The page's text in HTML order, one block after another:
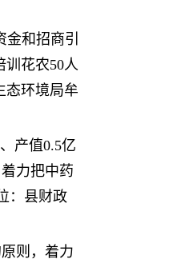
和招商引
训花农50人
态环境局牟
产值0.5亿
力把中药
：县财政
则，着力